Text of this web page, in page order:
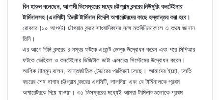
বিন হারুন বলেছেন, আগামী ডিসেম্বরের মধ্যে চট্টগ্রাম বন্দরের নিউমুরিং কনটেইনার
টার্মিনালসহ (এনসিটি) তিনটি টার্মিনাল বিদেশি অপারেটরদের কাছে হস্তান্তর করা হবে।
রোববার (১০ আগস্ট) চট্টগ্রাম বন্দরে সাংবাদিকদের সঙ্গে মতবিনিময়কালে এ তথ্য জানান
তিনি।
এর আগে তিনি বন্দরের ৪ নম্বর ফটকে এজেন্ট ডেস্ক উদ্বোধন করেন এবং পরে সিপিআর
ফটকে ভেহিকল ও কনটেইনার ডিজিটাল ডাটা এক্সচেঞ্জ সিস্টেমের উদ্বোধন করেন।
আশিক মাহমুদ বলেন, আন্তর্জাতিক টেন্ডারের প্রক্রিয়া চলছে। আমাদের ইচ্ছা, চলতি
বছরের শেষ নাগাদ চট্টগ্রাম বন্দরের এনসিটি, লালদিয়া এবং বে টার্মিনালকে প্রথম
অপারেটরকে দিয়ে যাওয়া। ৩১ ডিসম্বরের মধ্যেই আমরা টার্মিনালগুলোকে প্রথম